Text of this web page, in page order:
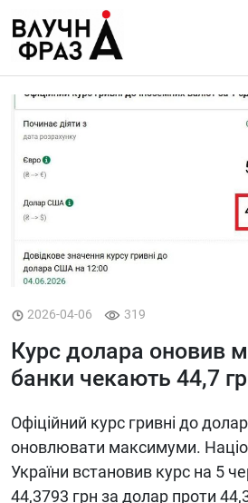
содержимому
Політика
Гроші
Життя
Лайфстайл
Людина
Про нас
2026-04-06 319
Курс долара оновив
банки чекають 44,7
Офіційний курс гривні до
оновлювати максимуми.
України встановив курс на 5
44,3793 грн за долар проти